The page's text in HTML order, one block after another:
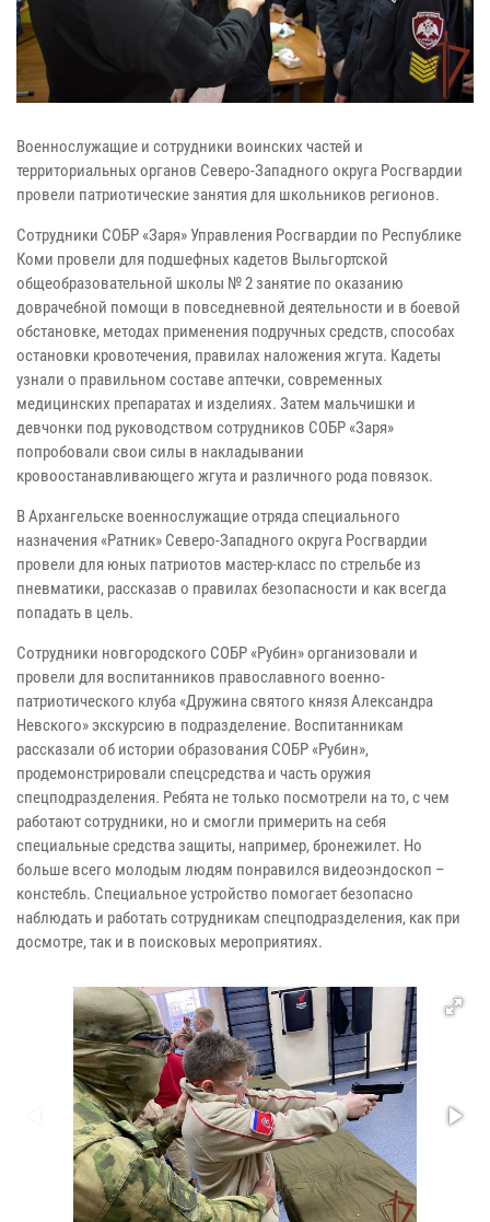
Военнослужащие и сотрудники воинских частей и
территориальных органов Северо-Западного округа Росгвардии
провели патриотические занятия для школьников регионов.
Сотрудники СОБР «Заря» Управления Росгвардии по Республике
Коми провели для подшефных кадетов Выльгортской
общеобразовательной школы № 2 занятие по оказанию
доврачебной помощи в повседневной деятельности и в боевой
обстановке, методах применения подручных средств, способах
остановки кровотечения, правилах наложения жгута. Кадеты
узнали о правильном составе аптечки, современных
медицинских препаратах и изделиях. Затем мальчишки и
девчонки под руководством сотрудников СОБР «Заря»
попробовали свои силы в накладывании
кровоостанавливающего жгута и различного рода повязок.
В Архангельске военнослужащие отряда специального
назначения «Ратник» Северо-Западного округа Росгвардии
провели для юных патриотов мастер-класс по стрельбе из
пневматики, рассказав о правилах безопасности и как всегда
попадать в цель.
Сотрудники новгородского СОБР «Рубин» организовали и
провели для воспитанников православного военно-
патриотического клуба «Дружина святого князя Александра
Невского» экскурсию в подразделение. Воспитанникам
рассказали об истории образования СОБР «Рубин»,
продемонстрировали спецсредства и часть оружия
спецподразделения. Ребята не только посмотрели на то, с чем
работают сотрудники, но и смогли примерить на себя
специальные средства защиты, например, бронежилет. Но
больше всего молодым людям понравился видеоэндоскоп –
констебль. Специальное устройство помогает безопасно
наблюдать и работать сотрудникам спецподразделения, как при
досмотре, так и в поисковых мероприятиях.